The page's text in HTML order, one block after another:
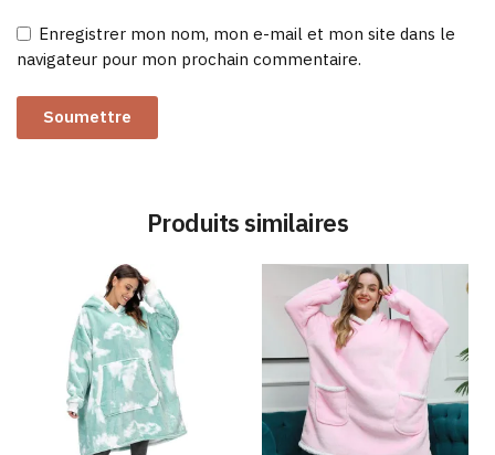
Enregistrer mon nom, mon e-mail et mon site dans le
navigateur pour mon prochain commentaire.
Produits similaires